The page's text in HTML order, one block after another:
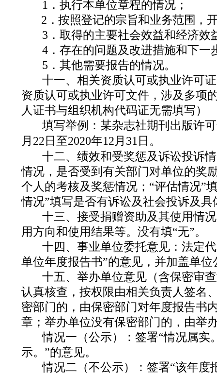
1 ．执行本单位章程的情况；
2 ．按照登记的宗旨和业务范围，
3 ．取得的主要社会效益和经济
4．存在的问题及改进措施和下一
5 ．其他需要报告的情况。
十一、相关资质认可或执业许可
资质认可或执业许可文件，涉及多项
人证书与组织机构代码证无需填写）
填写举例： 某杂志社期刊出版许
月 22 日 至2020年12 月 31 日 。
十二、绩效和受奖惩及诉讼投诉
情况，是否受到有关部门对单位的奖
个人的考核及奖惩情况；“评估情况”
情况”填写是否有诉讼及社会投诉及具
十三、接受捐赠资助及其使用情
用方向和使用结果等。没有填“无”。
十四、事业单位委托意见： 法定
单位年度报告书”的意见，并加盖单
十五、举办单位意见（含保密审
认真核查，按权限由相关负责人签名
密部门的，由保密部门对年度报告书
章；举办单位没有保密部门的，由举
情况一（公示）： 签署“情况属实
示。”的意见。
情况二（不公示）： 签署“该年度